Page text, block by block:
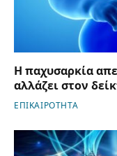
Η παχυσαρκία
αλλάζει στον
ΕΠΙΚΑΙΡΟΤΗΤΑ